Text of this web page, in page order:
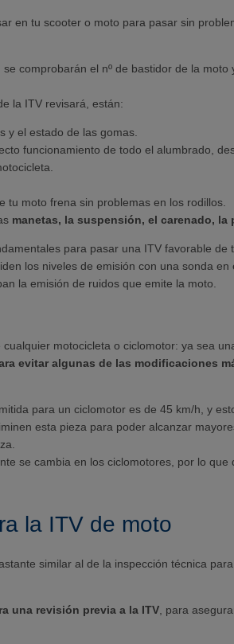
en tu scooter o moto para pasar sin
se comprobarán el nº de bastidor de la
la ITV revisará, están:
y el estado de las gomas.
funcionamiento de todo el alumbrado,
tu moto frena sin problemas en los rodillos.
manetas, la suspensión, el carenado,
para pasar una ITV favorable
los niveles de emisión con una sonda
la emisión de ruidos que emite la moto.
motocicleta o ciclomotor: ya sea
evitar algunas de las modificaciones
para un ciclomotor es de 45 km/h, y
esta pieza para poder alcanzar
se cambia en los ciclomotores, por lo
la ITV de moto
similar al de la inspección técnica
una revisión previa a la ITV, para